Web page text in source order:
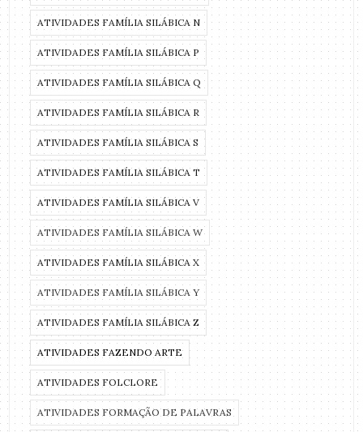
ATIVIDADES FAMÍLIA SILÁBICA N
ATIVIDADES FAMÍLIA SILÁBICA P
ATIVIDADES FAMÍLIA SILÁBICA Q
ATIVIDADES FAMÍLIA SILÁBICA R
ATIVIDADES FAMÍLIA SILÁBICA S
ATIVIDADES FAMÍLIA SILÁBICA T
ATIVIDADES FAMÍLIA SILÁBICA V
ATIVIDADES FAMÍLIA SILÁBICA W
ATIVIDADES FAMÍLIA SILÁBICA X
ATIVIDADES FAMÍLIA SILÁBICA Y
ATIVIDADES FAMÍLIA SILÁBICA Z
ATIVIDADES FAZENDO ARTE
ATIVIDADES FOLCLORE
ATIVIDADES FORMAÇÃO DE PALAVRAS